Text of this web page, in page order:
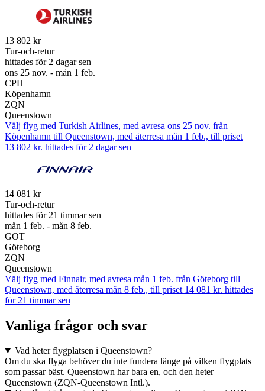
13 802 kr
Tur-och-retur
hittades för 2 dagar sen
ons 25 nov. - mån 1 feb.
CPH
Köpenhamn
ZQN
Queenstown
Välj flyg med Turkish Airlines, med avresa ons 25 nov. från
Köpenhamn till Queenstown, med återresa mån 1 feb., till priset
13 802 kr. hittades för 2 dagar sen
14 081 kr
Tur-och-retur
hittades för 21 timmar sen
mån 1 feb. - mån 8 feb.
GOT
Göteborg
ZQN
Queenstown
Välj flyg med Finnair, med avresa mån 1 feb. från Göteborg till
Queenstown, med återresa mån 8 feb., till priset 14 081 kr. hittades
för 21 timmar sen
Vanliga frågor och svar
Vad heter flygplatsen i Queenstown?
Om du ska flyga behöver du inte fundera länge på vilken flygplats
som passar bäst. Queenstown har bara en, och den heter
Queenstown (ZQN-Queenstown Intl.).